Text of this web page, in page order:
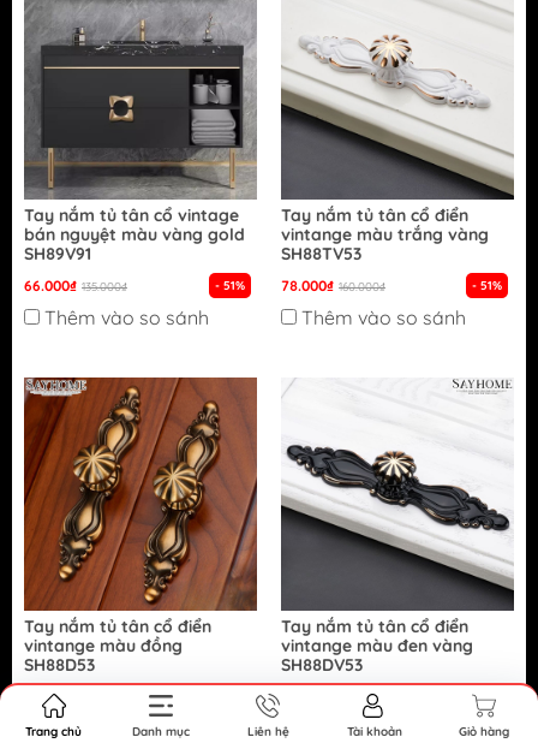
Tay nắm tủ tân cổ vintage
bán nguyệt màu vàng gold
SH89V91
66.000₫ 135.000₫ - 51%
Thêm vào so sánh
Tay nắm tủ tân cổ điển
vintange màu trắng vàng
SH88TV53
78.000₫ 160.000₫ - 51%
Thêm vào so sánh
Tay nắm tủ tân cổ điển
vintange màu đồng
SH88D53
86.000₫
Thêm vào so sánh
Tay nắm tủ tân cổ điển
vintange màu đen vàng
SH88DV53
160.000₫ - 51%
Thêm vào so sánh
Trang chủ Danh mục Liên hệ Tài khoản Giỏ hàng